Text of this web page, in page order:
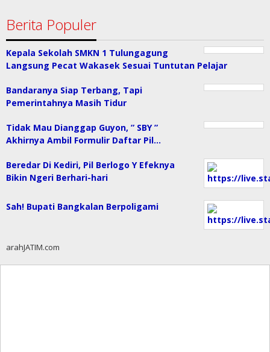
Berita Populer
Kepala Sekolah SMKN 1 Tulungagung
Langsung Pecat Wakasek Sesuai Tuntutan Pelajar
Bandaranya Siap Terbang, Tapi
Pemerintahnya Masih Tidur
Tidak Mau Dianggap Guyon, ” SBY ”
Akhirnya Ambil Formulir Daftar Pil…
Beredar Di Kediri, Pil Berlogo Y Efeknya
Bikin Ngeri Berhari-hari
Sah! Bupati Bangkalan Berpoligami
arahJATIM.com